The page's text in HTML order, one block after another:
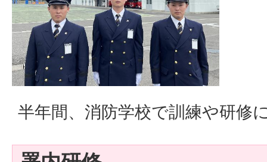
半年間、消防学校で訓練や研修